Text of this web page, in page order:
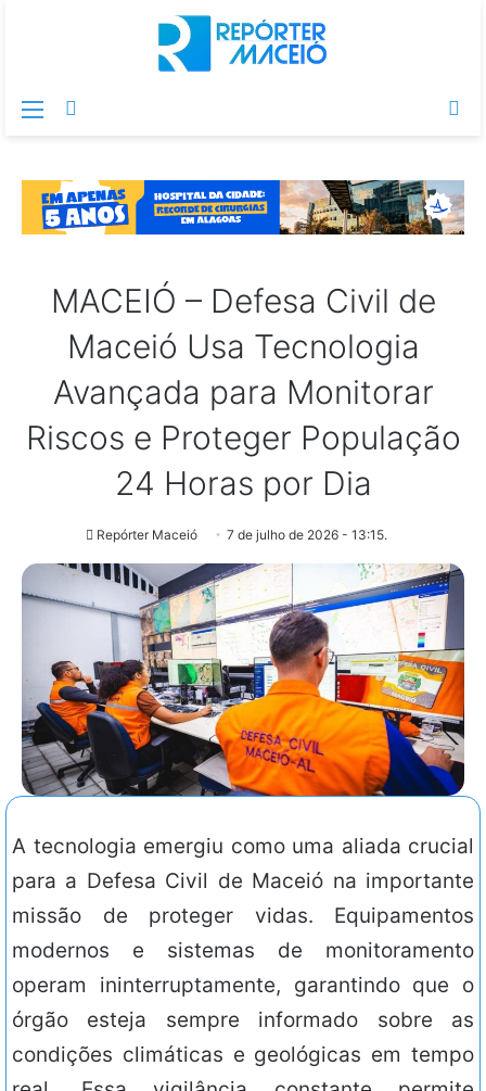
Menu
MACEIÓ – Defesa Civil de
Maceió Usa Tecnologia
Avançada para Monitorar
Riscos e Proteger População
24 Horas por Dia
Repórter Maceió 7 de julho de 2026 - 13:15.
A tecnologia emergiu como uma aliada crucial
para a Defesa Civil de Maceió na importante
missão de proteger vidas. Equipamentos
modernos e sistemas de monitoramento
operam ininterruptamente, garantindo que o
órgão esteja sempre informado sobre as
condições climáticas e geológicas em tempo